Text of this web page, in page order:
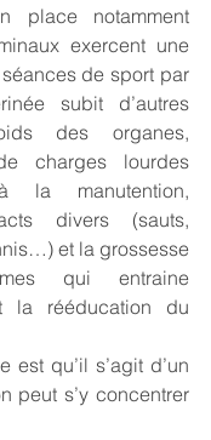
place notamment
exercent une
de sport par
subit d’autres
des organes,
charges lourdes
la manutention,
divers (sauts,
et la grossesse
qui entraine
la rééducation du
est qu’il s’agit d’un
peut s’y concentrer